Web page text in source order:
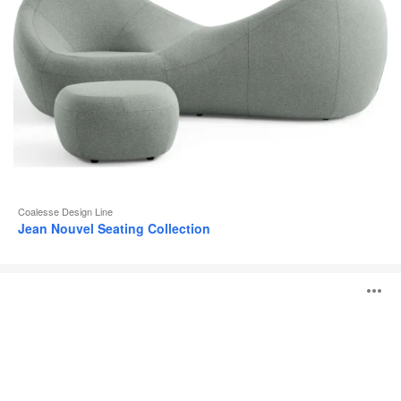
Coalesse Design Line
Jean Nouvel Seating Collection